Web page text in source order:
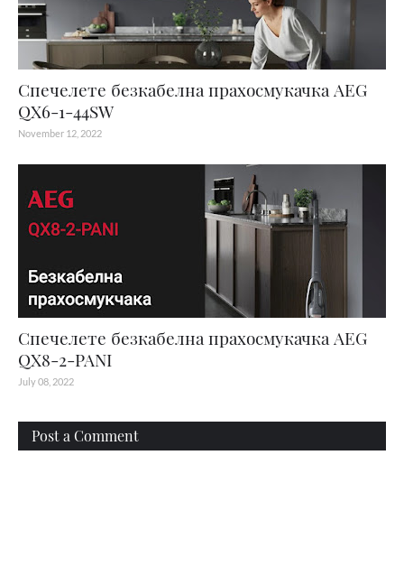
Спечелете безкабелна прахосмукачка AEG
QX6-1-44SW
November 12, 2022
Спечелете безкабелна прахосмукачка AEG
QX8-2-PANI
July 08, 2022
Post a Comment